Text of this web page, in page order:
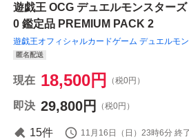
遊戯王 OCG デュエルモンスター
0 鑑定品 PREMIUM PACK 2
遊戯王オフィシャルカードゲーム デュエルモ
匿名配送
現在 18,500円 （税0円）
即決 29,800円 （税0円）
15件 11月16日（日）23時6分 終了